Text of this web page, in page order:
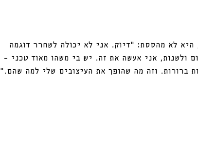
לא מהססת: “דיוק. אני לא יכולה לשחרר דוגמה
ולשנות, אני אעשה את זה. יש בי משהו מאוד טכני –
ברורות. וזה מה שהופך את העיצובים שלי למה שהם.”